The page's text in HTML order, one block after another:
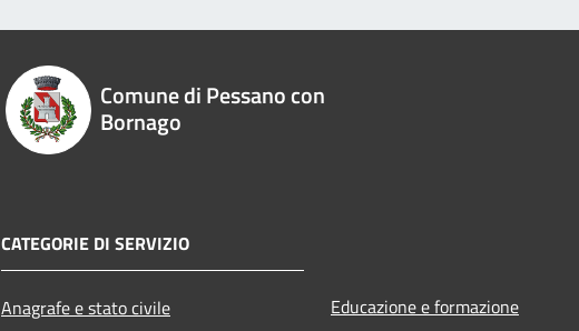
Comune di Pessano con
Bornago
CATEGORIE DI SERVIZIO
Anagrafe e stato civile
Educazione e formazione